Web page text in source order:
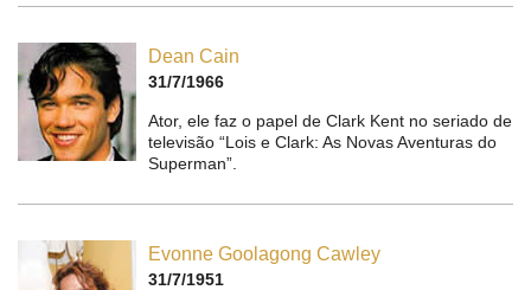
Dean Cain
31/7/1966
Ator, ele faz o papel de Clark Kent no seriado de
televisão “Lois e Clark: As Novas Aventuras do
Superman”.
Evonne Goolagong Cawley
31/7/1951